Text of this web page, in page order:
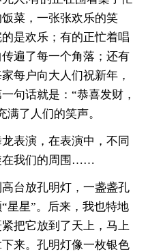
菜，一张张欢乐的笑
是欢乐；有的正忙着唱
遍了每一个角落；还有
每户向大人们祝新年，
句话就是：“恭喜发财，
了人们的笑声。
表演，在表演中，不同
在我们的周围……
台放孔明灯，一盏盏孔
星星”。后来，我也特地
把它放到了天上，马上
来。孔明灯像一枚银色